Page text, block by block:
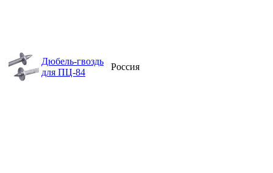
Дюбель-гвоздь
для ПЦ-84
Россия